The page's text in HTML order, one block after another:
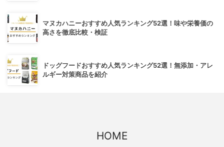
マヌカハニーおすすめ人気ランキング52選！味や栄養価の
高さを徹底比較・検証
ドッグフードおすすめ人気ランキング52選！無添加・アレ
ルギー対策商品を紹介
HOME